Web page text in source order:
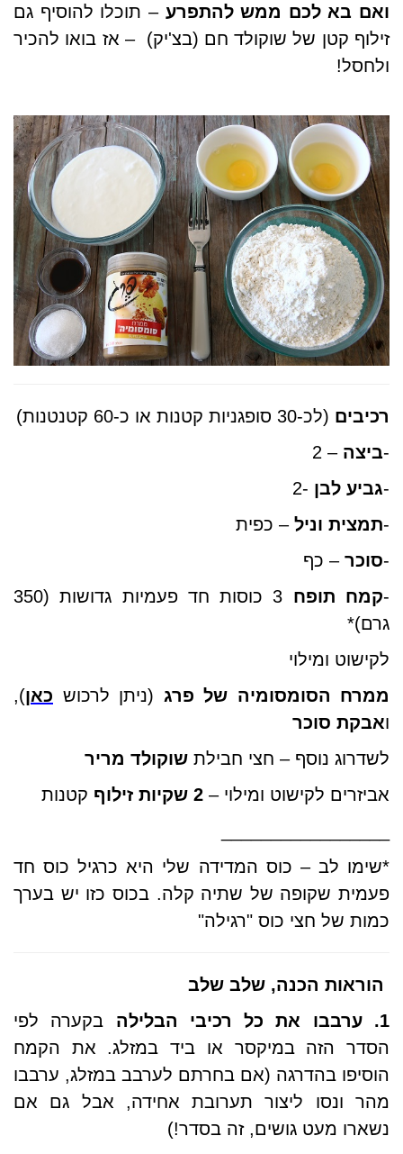
ואם בא לכם ממש להתפרע – תוכלו להוסיף גם
זילוף קטן של שוקולד חם (בצ'יק) – אז בואו להכיר
ולחסל!
רכיבים (לכ-30 סופגניות קטנות או כ-60 קטנטנות)
-ביצה – 2
-גביע לבן -2
-תמצית וניל – כפית
-סוכר – כף
-קמח תופח
3 כוסות חד פעמיות גדושות (350
גרם)*
לקישוט ומילוי
ממרח הסומסומיה של פרג (ניתן לרכוש כאן),
ואבקת סוכר
לשדרוג נוסף – חצי חבילת שוקולד מריר
אביזרים לקישוט ומילוי – 2 שקיות זילוף
קטנות
*שימו לב – כוס המדידה שלי היא כרגיל כוס חד
פעמית שקופה של שתיה קלה. בכוס כזו יש בערך
כמות של חצי כוס "רגילה"
הוראות הכנה, שלב שלב
1.
ערבבו את כל רכיבי הבלילה בקערה לפי
הסדר הזה במיקסר או ביד במזלג. את הקמח
הוסיפו בהדרגה (אם בחרתם לערבב במזלג, ערבבו
מהר ונסו ליצור תערובת אחידה, אבל גם אם
נשארו מעט גושים, זה בסדר!)